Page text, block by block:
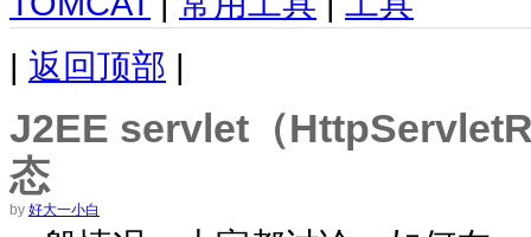
| 返回顶部 |
J2EE servlet（
态
by 好大一小白